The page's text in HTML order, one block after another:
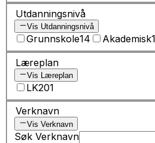
Utdanningsnivå
Vis Utdanningsnivå
Grunnskole14 Akademisk1
Læreplan
Vis Læreplan
LK201
Verknavn
Vis Verknavn
Søk Verknavn